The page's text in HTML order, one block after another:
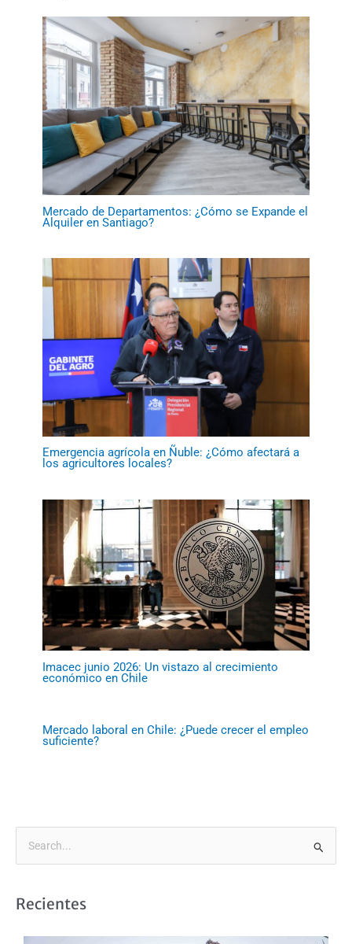
Mercado de Departamentos: ¿Cómo se Expande el
Alquiler en Santiago?
Emergencia agrícola en Ñuble: ¿Cómo afectará a
los agricultores locales?
Imacec junio 2026: Un vistazo al crecimiento
económico en Chile
Mercado laboral en Chile: ¿Puede crecer el empleo
suficiente?
cRecientes